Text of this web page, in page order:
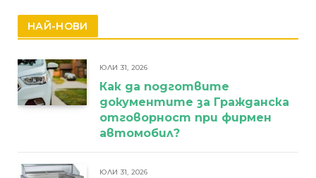
НАЙ-НОВИ
ЮЛИ 31, 2026
Как да подготвите
документите за Гражданска
отговорност при фирмен
автомобил?
ЮЛИ 31, 2026